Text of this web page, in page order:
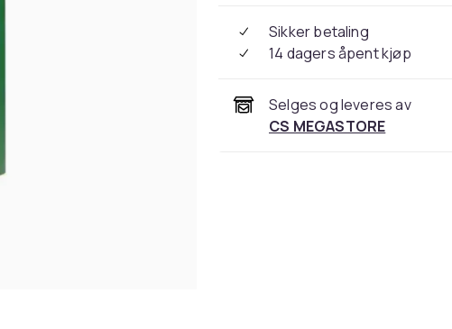
Sikker betaling
14 dagers åpent kjøp
Selges og leveres av
CS MEGASTORE